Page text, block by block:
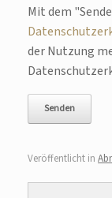
Bitte lasse
Mit dem
der Nutzung
Veröffentlicht in